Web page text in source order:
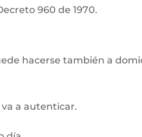
960 de 1970.
hacerse también a
a autenticar.